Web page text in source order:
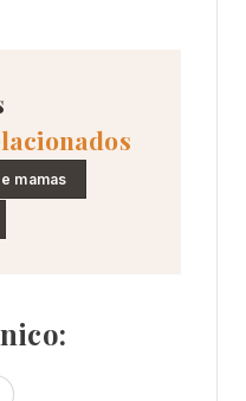
mamas